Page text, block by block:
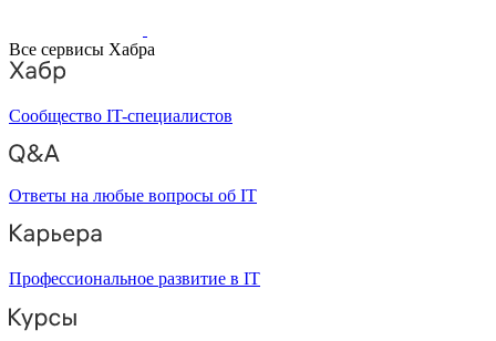
Все сервисы Хабра
Сообщество IT-специалистов
Ответы на любые вопросы об IT
Профессиональное развитие в IT